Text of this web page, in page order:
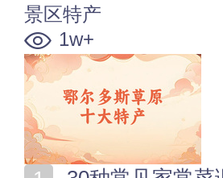
景区特产
1w+